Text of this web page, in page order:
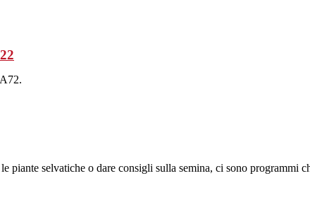
selvatiche o dare consigli sulla semina, ci sono programmi